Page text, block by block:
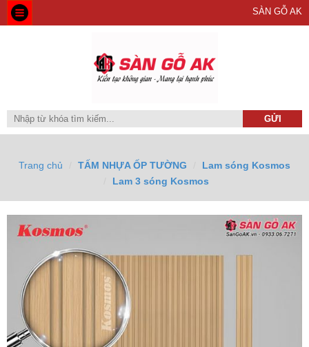
SÀN GỖ AK
Trang chủ TẤM NHỰA ỐP TƯỜNG
Lam sóng Kosmos
Lam 3 sóng Kosmos